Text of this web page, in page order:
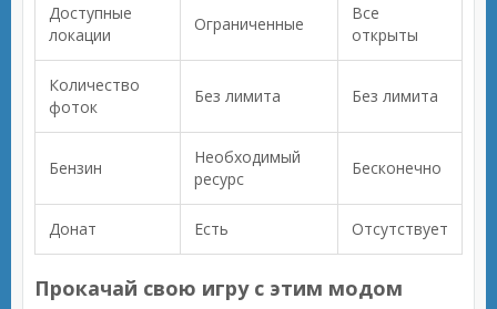
Доступные
локации
Ограниченные
Все
открыты
Количество
фоток
Без лимита Без лимита
Бензин
Необходимый
ресурс
Бесконечно
Донат Есть Отсутствует
Прокачай свою игру с этим модом